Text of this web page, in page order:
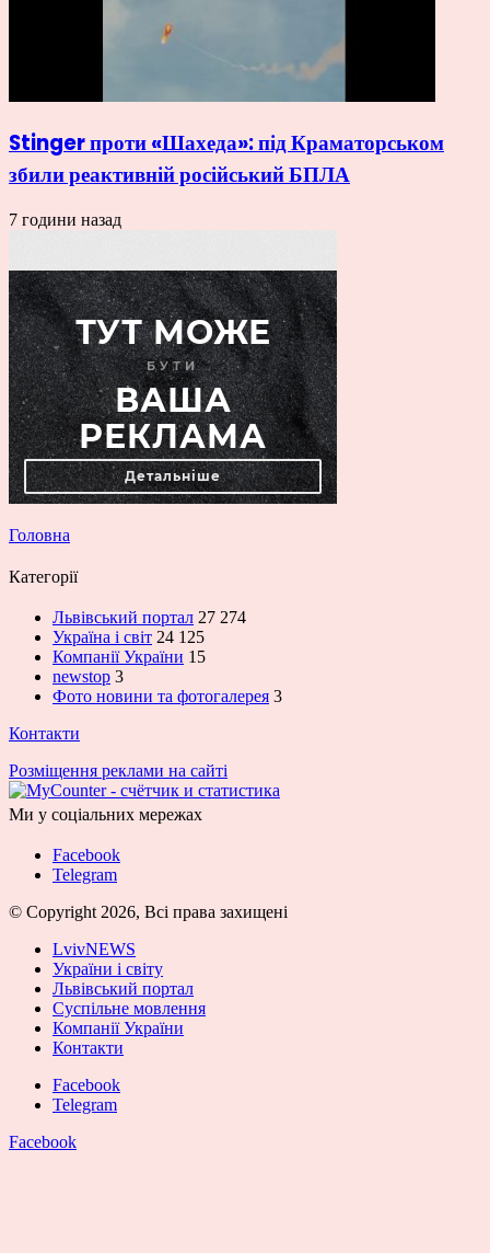
Stinger проти «Шахеда»: під Краматорськом
збили реактивній російський БПЛА
7 години назад
Головна
Категорії
Львівський портал 27 274
Україна і світ 24 125
Компанії України 15
newstop 3
Фото новини та фотогалерея 3
Контакти
Розміщення реклами на сайті
Ми у соціальних мережах
Facebook
Telegram
© Copyright 2026, Всі права захищені
LvivNEWS
України і світу
Львівський портал
Суспільне мовлення
Компанії України
Контакти
Facebook
Telegram
Facebook